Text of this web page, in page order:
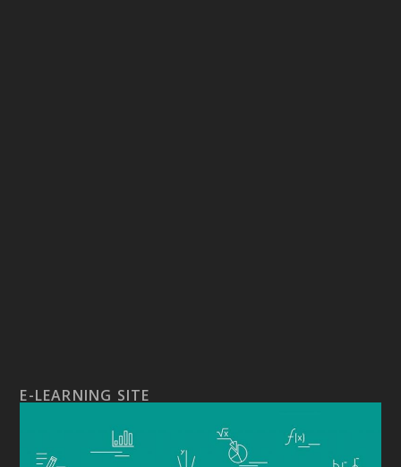
E-LEARNING SITE